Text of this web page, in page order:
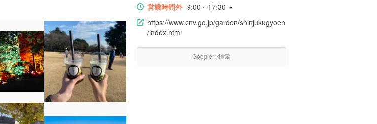
営業時間外 9:00～17:30
https://www.env.go.jp/garden/shinjukugyoen
/index.html
Googleで検索